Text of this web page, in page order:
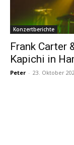
Konzertberichte
Frank Carter
Kapichi in
Peter - 23. Oktober